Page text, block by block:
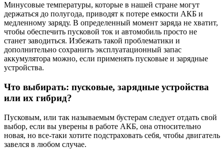
Минусовые температуры, которые в нашей стране могут
держаться до полугода, приводят к потере емкости АКБ и
медленному заряду. В определенный момент заряда не хватит,
чтобы обеспечить пусковой ток и автомобиль просто не
станет заводиться. Избежать такой проблематики и
дополнительно сохранить эксплуатационный запас
аккумулятора можно, если применять пусковые и зарядные
устройства.
Что выбирать: пусковые, зарядные устройства
или их гибрид?
Пусковым, или так называемым бустерам следует отдать свой
выбор, если вы уверены в работе АКБ, она относительно
новая, но все-таки хотите подстраховать себя, чтобы двигатель
завелся в любом случае.